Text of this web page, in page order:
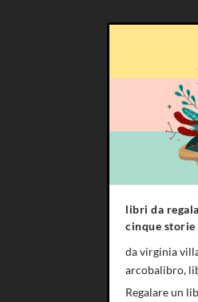
libri da
cinque storie
davirginia
arcobalibro,
Regalare un